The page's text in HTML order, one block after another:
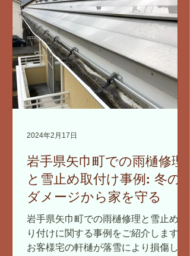
す。...
岩手県矢巾町での雨樋修理
と雪止め取付け事例: 冬の
ダメージから家を守る
岩手県矢巾町での雨樋修理と雪止め取
り付けに関する事例をご紹介します。
お客様宅の軒樋が落雪により損傷して
2024年2月17日